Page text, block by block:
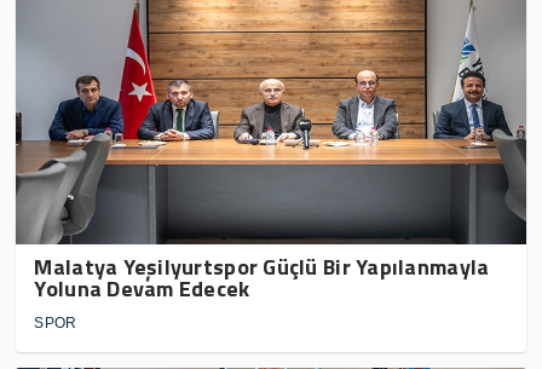
Malatya Yeşilyurtspor Güçlü Bir Yapılanmayla
Yoluna Devam Edecek
SPOR